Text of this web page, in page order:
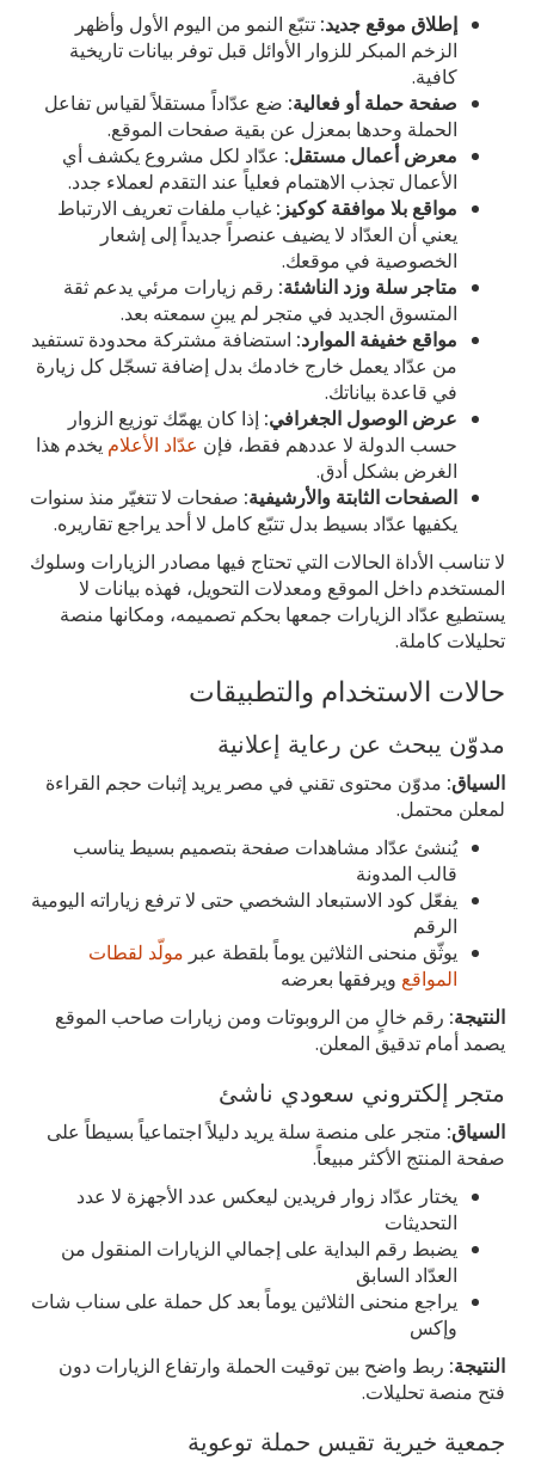
إطلاق موقع جديد: تتبّع النمو من اليوم الأول وأظهر
الزخم المبكر للزوار الأوائل قبل توفر بيانات تاريخية
كافية.
صفحة حملة أو فعالية: ضع عدّاداً مستقلاً لقياس تفاعل
الحملة وحدها بمعزل عن بقية صفحات الموقع.
معرض أعمال مستقل: عدّاد لكل مشروع يكشف أي
الأعمال تجذب الاهتمام فعلياً عند التقدم لعملاء جدد.
مواقع بلا موافقة كوكيز: غياب ملفات تعريف الارتباط
يعني أن العدّاد لا يضيف عنصراً جديداً إلى إشعار
الخصوصية في موقعك.
متاجر سلة وزد الناشئة: رقم زيارات مرئي يدعم ثقة
المتسوق الجديد في متجر لم يبنِ سمعته بعد.
مواقع خفيفة الموارد: استضافة مشتركة محدودة تستفيد
من عدّاد يعمل خارج خادمك بدل إضافة تسجّل كل زيارة
في قاعدة بياناتك.
عرض الوصول الجغرافي: إذا كان يهمّك توزيع الزوار
حسب الدولة لا عددهم فقط، فإن عدّاد الأعلام يخدم هذا
الغرض بشكل أدق.
الصفحات الثابتة والأرشيفية: صفحات لا تتغيّر منذ سنوات
يكفيها عدّاد بسيط بدل تتبّع كامل لا أحد يراجع تقاريره.
لا تناسب الأداة الحالات التي تحتاج فيها مصادر الزيارات وسلوك
المستخدم داخل الموقع ومعدلات التحويل، فهذه بيانات لا
يستطيع عدّاد الزيارات جمعها بحكم تصميمه، ومكانها منصة
تحليلات كاملة.
حالات الاستخدام والتطبيقات
مدوّن يبحث عن رعاية إعلانية
السياق: مدوّن محتوى تقني في مصر يريد إثبات حجم القراءة
لمعلن محتمل.
يُنشئ عدّاد مشاهدات صفحة بتصميم بسيط يناسب
قالب المدونة
يفعّل كود الاستبعاد الشخصي حتى لا ترفع زياراته اليومية
الرقم
يوثّق منحنى الثلاثين يوماً بلقطة عبر مولّد لقطات
المواقع ويرفقها بعرضه
النتيجة: رقم خالٍ من الروبوتات ومن زيارات صاحب الموقع
يصمد أمام تدقيق المعلن.
متجر إلكتروني سعودي ناشئ
السياق: متجر على منصة سلة يريد دليلاً اجتماعياً بسيطاً على
صفحة المنتج الأكثر مبيعاً.
يختار عدّاد زوار فريدين ليعكس عدد الأجهزة لا عدد
التحديثات
يضبط رقم البداية على إجمالي الزيارات المنقول من
العدّاد السابق
يراجع منحنى الثلاثين يوماً بعد كل حملة على سناب شات
وإكس
النتيجة: ربط واضح بين توقيت الحملة وارتفاع الزيارات دون
فتح منصة تحليلات.
جمعية خيرية تقيس حملة توعوية